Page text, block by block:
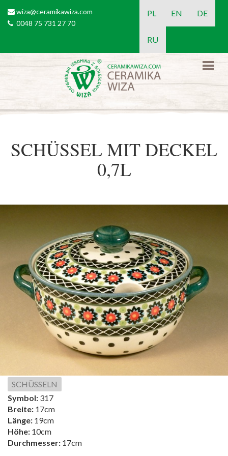
email
wiza@ceramikawiza.com
tel0048 75 731 27 70
PL EN DE
RU
SCHÜSSEL MIT DECKEL
0,7L
SCHÜSSELN
Symbol: 317
Breite: 17cm
Länge: 19cm
Höhe: 10cm
Durchmesser: 17cm